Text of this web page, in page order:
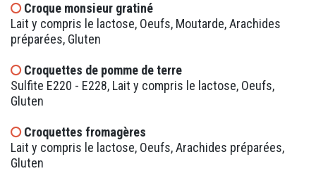
Croque monsieur gratiné
Lait y compris le lactose, Oeufs, Moutarde, Arachides
préparées, Gluten
Croquettes de pomme de terre
Sulfite E220 - E228, Lait y compris le lactose, Oeufs,
Gluten
Croquettes fromagères
Lait y compris le lactose, Oeufs, Arachides préparées,
Gluten